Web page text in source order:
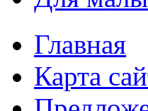
Главная
Карта